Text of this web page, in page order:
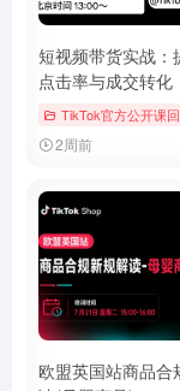
短视频带货实战：
点击率与成交转化
TikTok官方公开课
2周前
欧盟英国站商品合